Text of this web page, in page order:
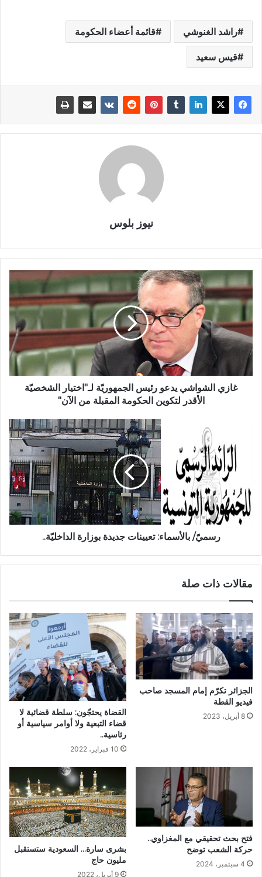
راشد الغنوشي قائمة أعضاء الحكومة
قيس سعيد
نيوز بلوس
غازي الشواشي يدعو رئيس الجمهوريّة لـ"اختيار الشخصيّة
الأقدر لتكوين الحكومة المقبلة من الآن"
رسميّ/ بالأسماء: تعيينات جديدة بوزارة الداخليّة..
مقالات ذات صلة
الجزائر تكرّم إمام المسجد صاحب
فيديو القطة
8 أبريل، 2023
القضاة يحتجّون: سلطة قضائية لا
قضاء التبعية ولا أوامر سياسية أو
رئاسية..
10 فبراير، 2022
فتح بحث تحقيقي مع المغزاوي..
حركة الشعب توضح
4 سبتمبر، 2024
بشرى سارة… السعودية ستستقبل
مليون حاج
9 أبريل، 2022